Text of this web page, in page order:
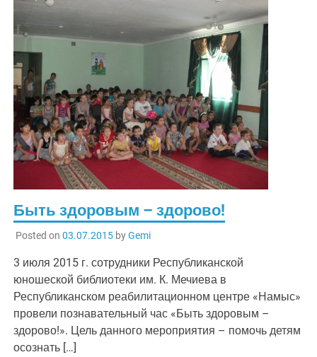
Быть здоровым – здорово!
Posted on 03.07.2015byGemi
3 июля 2015 г. сотрудники Республиканской
юношеской библиотеки им. К. Мечиева в
Республиканском реабилитационном центре «Намыс»
провели познавательный час «Быть здоровым –
здорово!». Цель данного мероприятия – помочь детям
осознать […]